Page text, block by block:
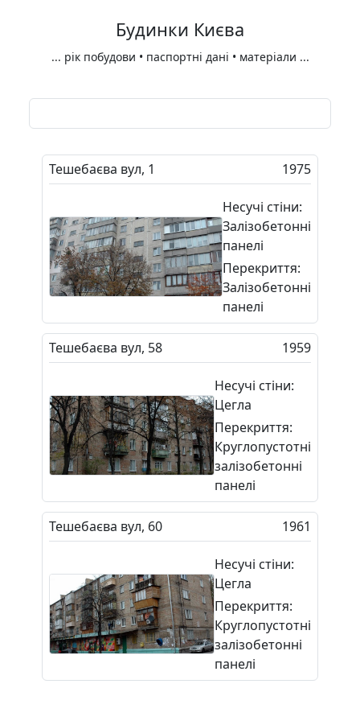
Будинки Києва
... рік побудови • паспортні дані • матеріали ...
Тешебаєва вул, 1 1975
Несучі стіни:
Залізобетонні
панелі
Перекриття:
Залізобетонні
панелі
Тешебаєва вул, 58 1959
Несучі стіни:
Цегла
Перекриття:
Круглопустотні
залізобетонні
панелі
Тешебаєва вул, 60 1961
Несучі стіни:
Цегла
Перекриття:
Круглопустотні
залізобетонні
панелі